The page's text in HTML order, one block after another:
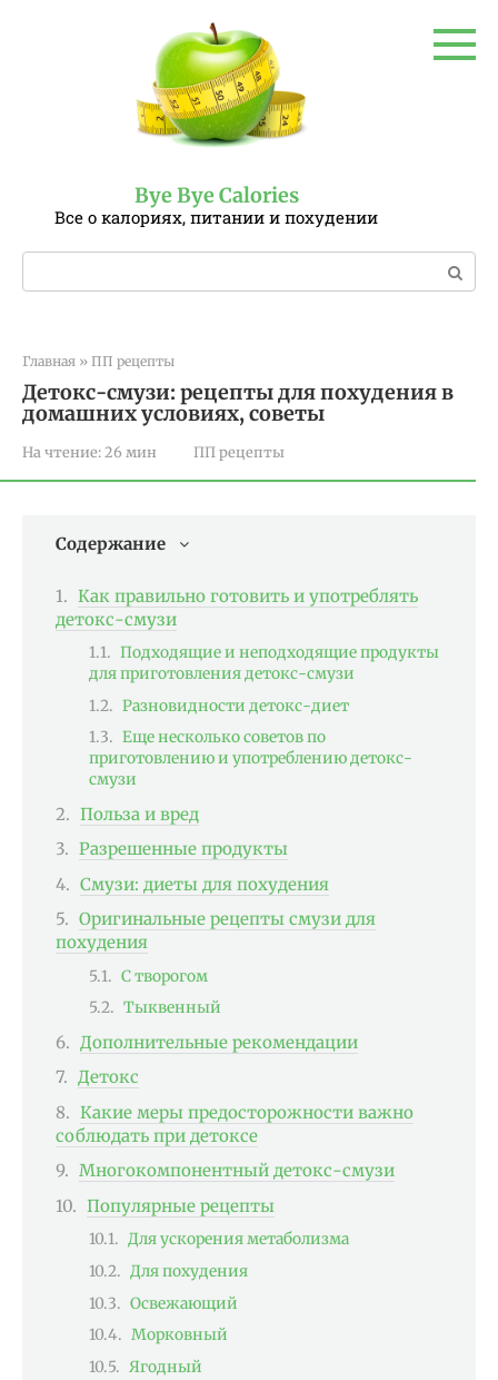
Bye Bye Calories
Все о калориях, питании и похудении
Поиск:
Главная » ПП рецепты
Детокс-смузи: рецепты для похудения в
домашних условиях, советы
На чтение: 26 мин ПП рецепты
Содержание
Как правильно готовить и употреблять
детокс-смузи
Подходящие и неподходящие продукты
для приготовления детокс-смузи
Разновидности детокс-диет
Еще несколько советов по
приготовлению и употреблению детокс-
смузи
Польза и вред
Разрешенные продукты
Смузи: диеты для похудения
Оригинальные рецепты смузи для
похудения
С творогом
Тыквенный
Дополнительные рекомендации
Детокс
Какие меры предосторожности важно
соблюдать при детоксе
Многокомпонентный детокс-смузи
Популярные рецепты
Для ускорения метаболизма
Для похудения
Освежающий
Морковный
Ягодный